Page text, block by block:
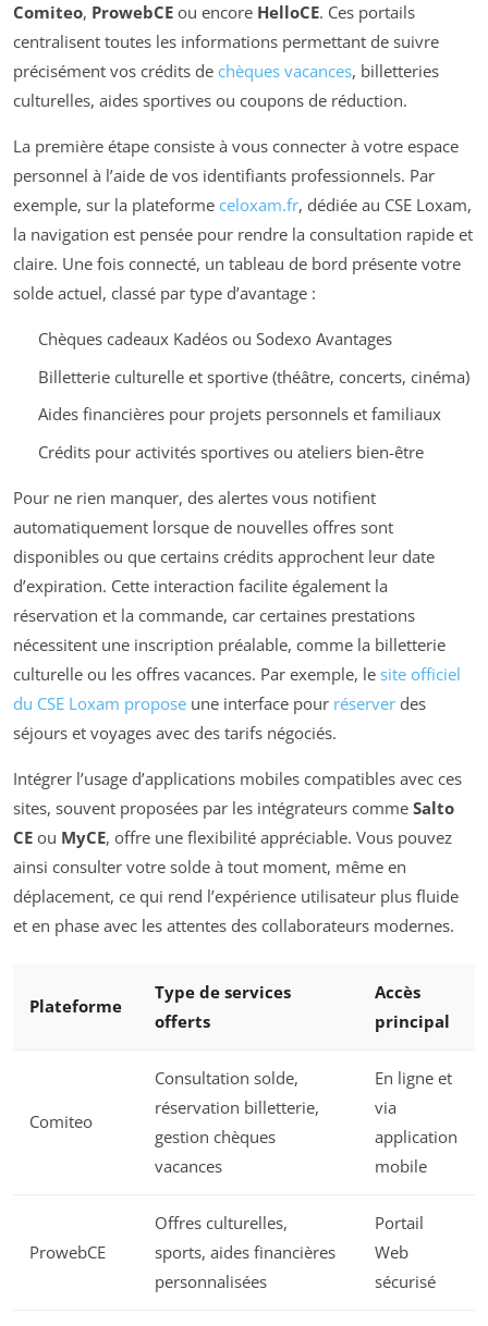
Comiteo, ProwebCE ou encore HelloCE. Ces portails
centralisent toutes les informations permettant de suivre
précisément vos crédits de chèques vacances, billetteries
culturelles, aides sportives ou coupons de réduction.
La première étape consiste à vous connecter à votre espace
personnel à l’aide de vos identifiants professionnels. Par
exemple, sur la plateforme celoxam.fr, dédiée au CSE Loxam,
la navigation est pensée pour rendre la consultation rapide et
claire. Une fois connecté, un tableau de bord présente votre
solde actuel, classé par type d’avantage :
Chèques cadeaux Kadéos ou Sodexo Avantages
Billetterie culturelle et sportive (théâtre, concerts, cinéma)
Aides financières pour projets personnels et familiaux
Crédits pour activités sportives ou ateliers bien-être
Pour ne rien manquer, des alertes vous notifient
automatiquement lorsque de nouvelles offres sont
disponibles ou que certains crédits approchent leur date
d’expiration. Cette interaction facilite également la
réservation et la commande, car certaines prestations
nécessitent une inscription préalable, comme la billetterie
culturelle ou les offres vacances. Par exemple, le site officiel
du CSE Loxam propose une interface pour réserver des
séjours et voyages avec des tarifs négociés.
Intégrer l’usage d’applications mobiles compatibles avec ces
sites, souvent proposées par les intégrateurs comme Salto
CE ou MyCE, offre une flexibilité appréciable. Vous pouvez
ainsi consulter votre solde à tout moment, même en
déplacement, ce qui rend l’expérience utilisateur plus fluide
et en phase avec les attentes des collaborateurs modernes.
Plateforme
Type de services
offerts
Accès
principal
Comiteo
Consultation solde,
réservation billetterie,
gestion chèques
vacances
En ligne et
via
application
mobile
ProwebCE
Offres culturelles,
sports, aides financières
personnalisées
Portail
Web
sécurisé